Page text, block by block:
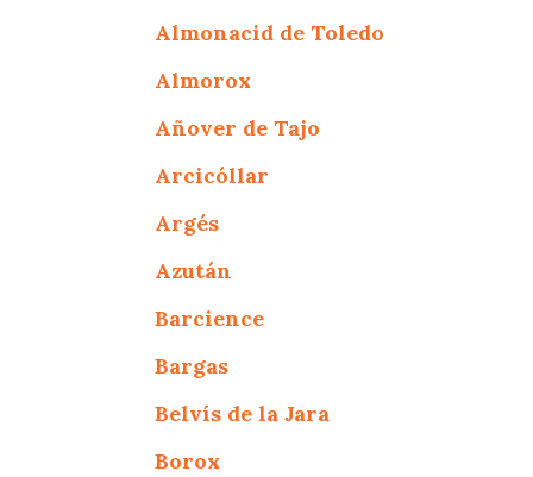
Almonacid de Toledo
Almorox
Añover de Tajo
Arcicóllar
Argés
Azután
Barcience
Bargas
Belvís de la Jara
Borox